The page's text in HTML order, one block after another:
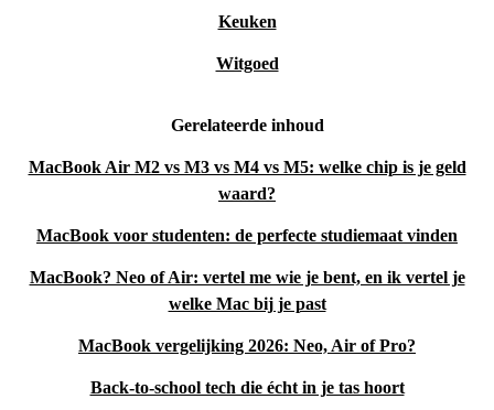
Keuken
Witgoed
Gerelateerde inhoud
MacBook Air M2 vs M3 vs M4 vs M5: welke chip is je geld
waard?
MacBook voor studenten: de perfecte studiemaat vinden
MacBook? Neo of Air: vertel me wie je bent, en ik vertel je
welke Mac bij je past
MacBook vergelijking 2026: Neo, Air of Pro?
Back-to-school tech die écht in je tas hoort